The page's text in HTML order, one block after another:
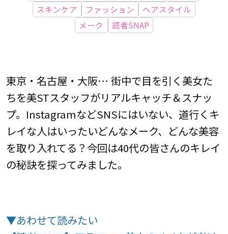
スキンケア
ファッション
ヘアスタイル
メーク
読者SNAP
東京・名古屋・大阪… 街中で目を引く美女た
ちを美STスタッフがリアルキャッチ＆スナッ
プ。InstagramなどSNSにはいない、道行くキ
レイな人はいったいどんなメーク、どんな美容
を取り入れてる？今回は40代の皆さんのキレイ
の秘訣を探ってみました。
▼あわせて読みたい